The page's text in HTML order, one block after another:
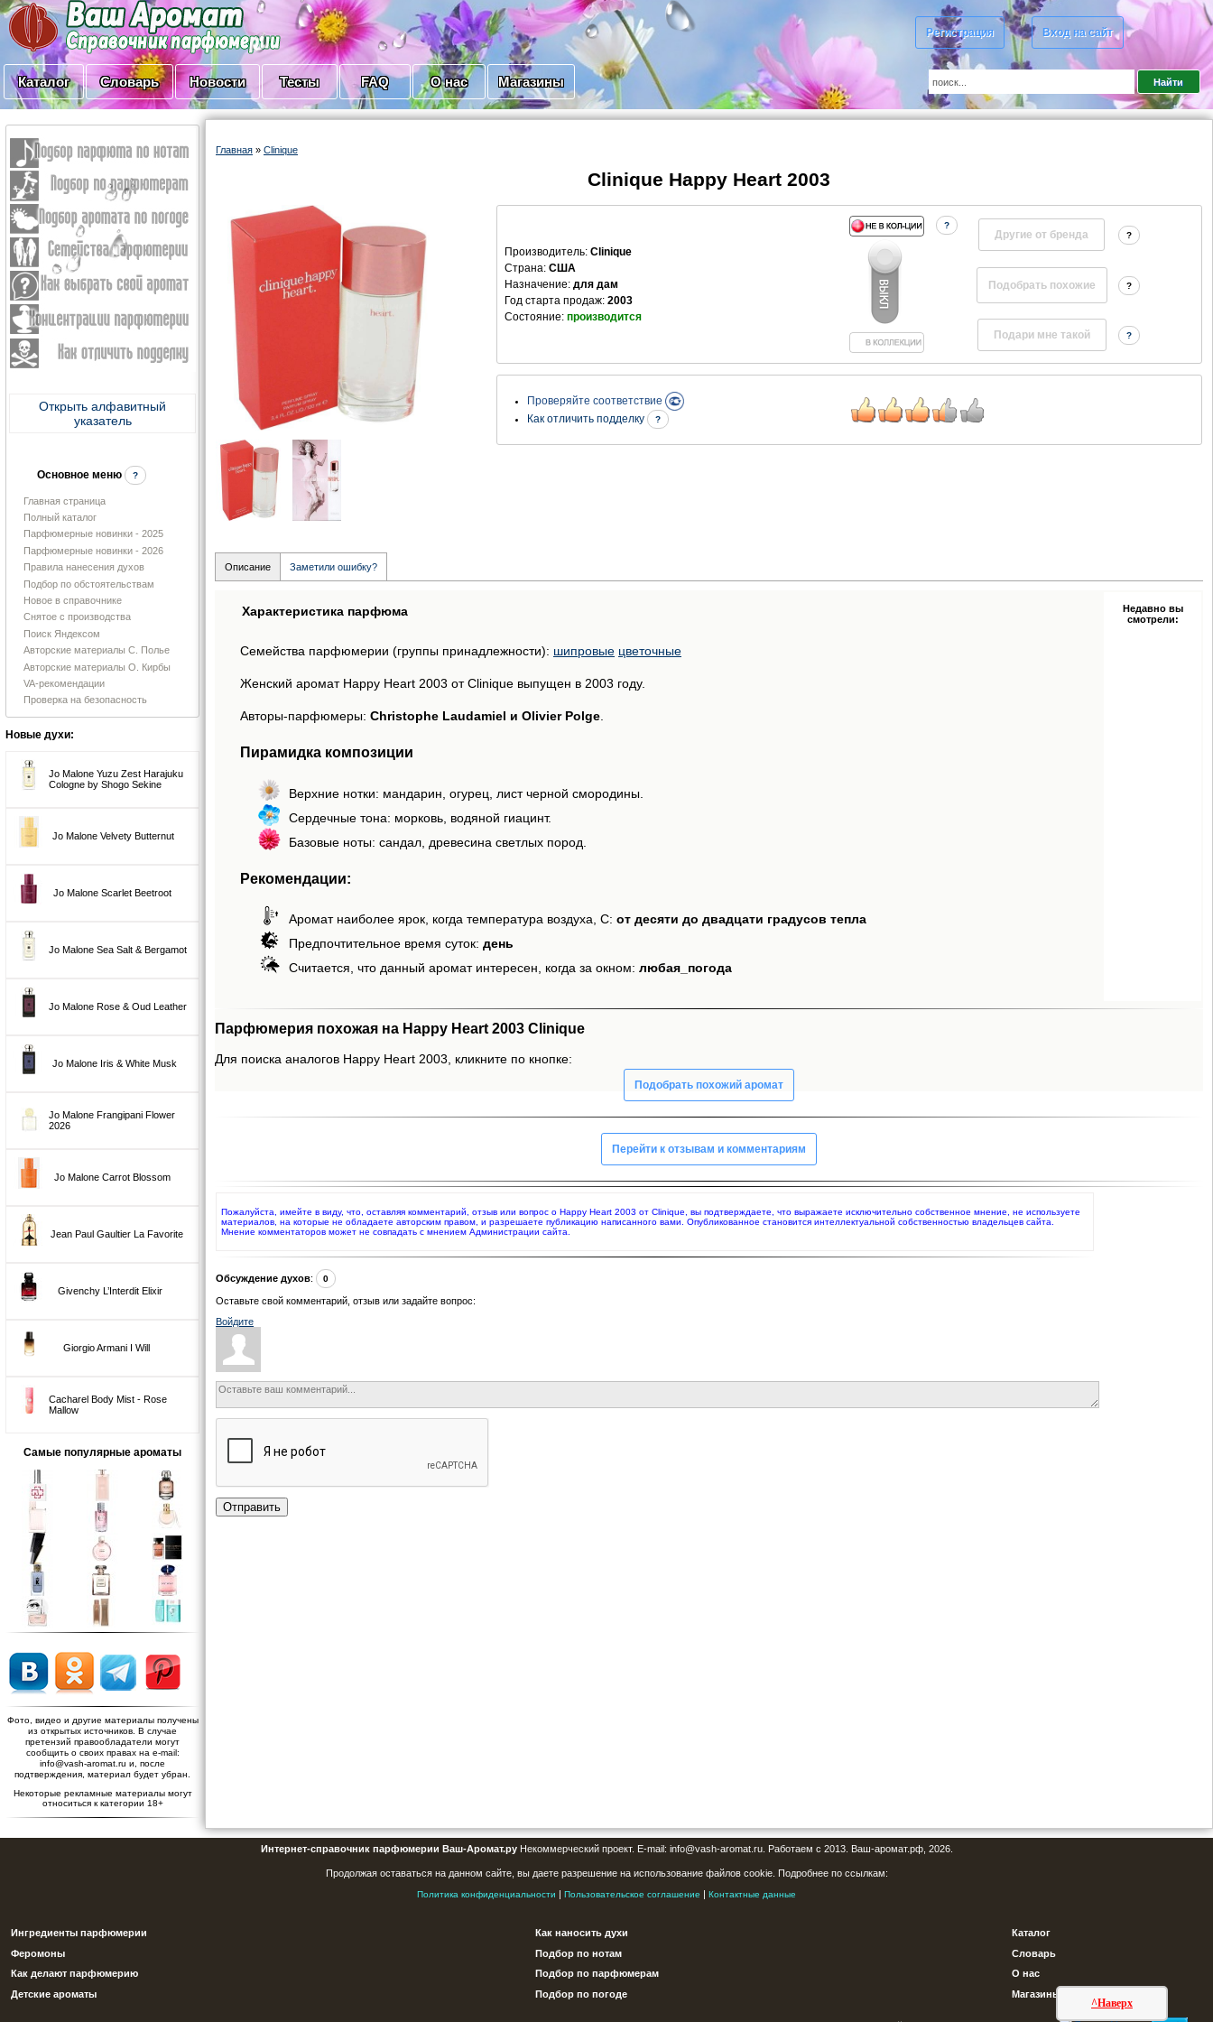
Регистрация Вход на сайт
Каталог Словарь Новости Тесты FAQ О нас Магазины
Открыть алфавитный
указатель
Основное меню ?
Главная страница
Полный каталог
Парфюмерные новинки - 2025
Парфюмерные новинки - 2026
Правила нанесения духов
Подбор по обстоятельствам
Новое в справочнике
Снятое с производства
Поиск Яндексом
Авторские материалы С. Полье
Авторские материалы О. Кирбы
VA-рекомендации
Проверка на безопасность
Новые духи:
Jo Malone Yuzu Zest Harajuku
Cologne by Shogo Sekine
Jo Malone Velvety Butternut
Jo Malone Scarlet Beetroot
Jo Malone Sea Salt & Bergamot
Jo Malone Rose & Oud Leather
Jo Malone Iris & White Musk
Jo Malone Frangipani Flower
2026
Jo Malone Carrot Blossom
Jean Paul Gaultier La Favorite
Givenchy L’Interdit Elixir
Giorgio Armani I Will
Cacharel Body Mist - Rose
Mallow
Самые популярные ароматы
Фото, видео и другие материалы получены
из открытых источников. В случае
претензий правообладатели могут
сообщить о своих правах на e-mail:
info@vash-aromat.ru и, после
подтверждения, материал будет убран.
Некоторые рекламные материалы могут
относиться к категории 18+
Главная » Clinique
Clinique Happy Heart 2003
Производитель: Clinique
Страна: США
Назначение: для дам
Год старта продаж: 2003
Состояние: производится
?
Другие от бренда ?
?
?
Проверяйте соответствие
Как отличить подделку
?
Описание Заметили ошибку?
Характеристика парфюма
Семейства парфюмерии (группы принадлежности): шипровые цветочные
Женский аромат Happy Heart 2003 от Clinique выпущен в 2003 году.
Авторы-парфюмеры: Christophe Laudamiel и Olivier Polge
Пирамидка композиции
Верхние нотки: мандарин, огурец, лист черной смородины.
Сердечные тона: морковь, водяной гиацинт.
Базовые ноты: сандал, древесина светлых пород.
Рекомендации:
Аромат наиболее ярок, когда температура воздуха, С: от десяти до двадцати градусов тепла
Предпочтительное время суток: день
Считается, что данный аромат интересен, когда за окном: любая_погода
Недавно вы
смотрели:
Парфюмерия похожая на Happy Heart 2003 Clinique
Для поиска аналогов Happy Heart 2003, кликните по кнопке:
Подобрать похожий аромат
Перейти к отзывам и комментариям
Пожалуйста, имейте в виду, что, оставляя комментарий, отзыв или вопрос о Happy Heart 2003 от Clinique, вы подтверждаете, что выражаете исключительно собственное мнение, не используете
материалов, на которые не обладаете авторским правом, и разрешаете публикацию написанного вами. Опубликованное становится интеллектуальной собственностью владельцев сайта.
Мнение комментаторов может не совпадать с мнением Администрации сайта.
Обсуждение духов: 0
Оставьте свой комментарий, отзыв или задайте вопрос:
Войдите
Отправить
^Наверх
Интернет-справочник парфюмерии Ваш-Аромат.руНекоммерческий проект. E-mail: info@vash-aromat.ru. Работаем с 2013. Ваш-аромат.рф, 2026.
Продолжая оставаться на данном сайте, вы даете разрешение на использование файлов cookie. Подробнее по ссылкам:
Политика конфиденциальности | Пользовательское соглашение | Контактные данные
Ингредиенты парфюмерии
Феромоны
Как делают парфюмерию
Детские ароматы
Как наносить духи
Подбор по нотам
Подбор по парфюмерам
Подбор по погоде
Каталог
Словарь
О нас
Магазины